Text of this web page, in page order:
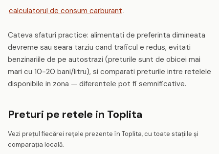
calculatorul de consum carburant .
Cateva sfaturi practice: alimentati de preferinta dimineata
devreme sau seara tarziu cand traficul e redus, evitati
benzinariile de pe autostrazi (preturile sunt de obicei mai
mari cu 10-20 bani/litru), si comparati preturile intre retelele
disponibile in zona — diferentele pot fi semnificative.
Preturi pe retele in Toplita
Vezi prețul fiecărei rețele prezente în Toplita, cu toate stațiile și
comparația locală.